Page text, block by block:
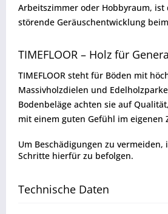
Arbeitszimmer oder Hobbyraum,
störende Geräuschentwicklung
TIMEFLOOR – Holz für
TIMEFLOOR steht für Böden mit
Massivholzdielen und
Bodenbeläge achten sie auf
mit einem guten Gefühl im eigenen
Um Beschädigungen zu
Schritte hierfür zu befolgen.
Technische Daten